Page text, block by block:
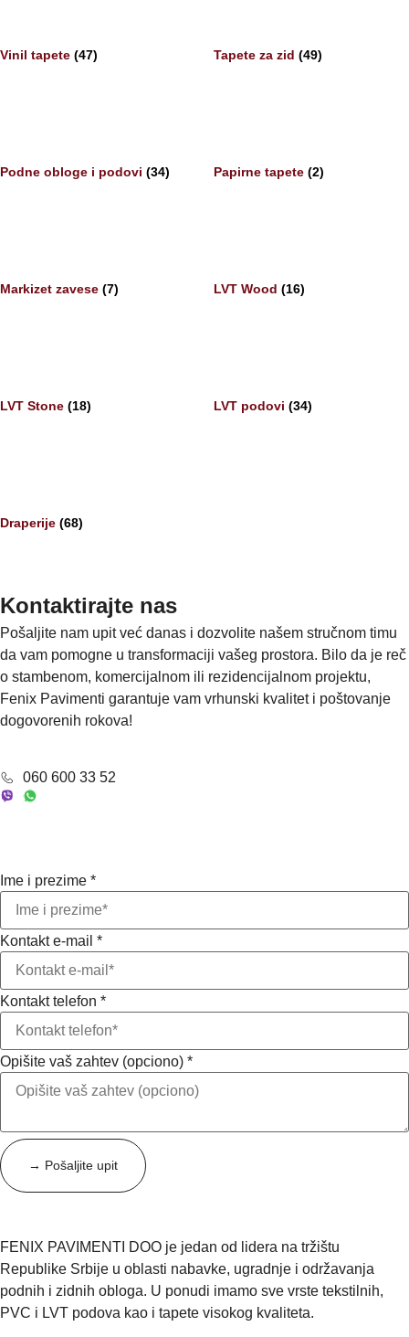
Vinil tapete (47) Tapete za zid (49)
Podne obloge i podovi (34) Papirne tapete (2)
Markizet zavese (7) LVT Wood (16)
LVT Stone (18) LVT podovi (34)
Draperije (68)
Kontaktirajte nas
Pošaljite nam upit već danas i dozvolite našem stručnom timu
da vam pomogne u transformaciji vašeg prostora. Bilo da je reč
o stambenom, komercijalnom ili rezidencijalnom projektu,
Fenix Pavimenti garantuje vam vrhunski kvalitet i poštovanje
dogovorenih rokova!
060 600 33 52
Ime i prezime *
telefon
(opciono)
Kontakt e-mail *
Kontakt telefon *
Opišite vaš zahtev (opciono) *
→ Pošaljite upit
FENIX PAVIMENTI DOO je jedan od lidera na tržištu
Republike Srbije u oblasti nabavke, ugradnje i održavanja
podnih i zidnih obloga. U ponudi imamo sve vrste tekstilnih,
PVC i LVT podova kao i tapete visokog kvaliteta.